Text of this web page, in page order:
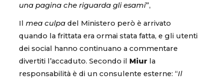
una pagina che riguarda gli esami”,
Il mea culpa del Ministero però è arrivato
quando la frittata era ormai stata fatta, e gli utenti
dei social hanno continuano a commentare
divertiti l’accaduto. Secondo il Miur la
responsabilità è di un consulente esterne: “Il